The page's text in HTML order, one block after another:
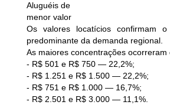
Aluguéis de
menor valor
Os valores locatícios confirmam o
predominante da demanda regional.
As maiores concentrações ocorreram
- R$ 501 e R$ 750 — 22,2%;
- R$ 1.251 e R$ 1.500 — 22,2%;
- R$ 751 e R$ 1.000 — 16,7%;
- R$ 2.501 e R$ 3.000 — 11,1%.